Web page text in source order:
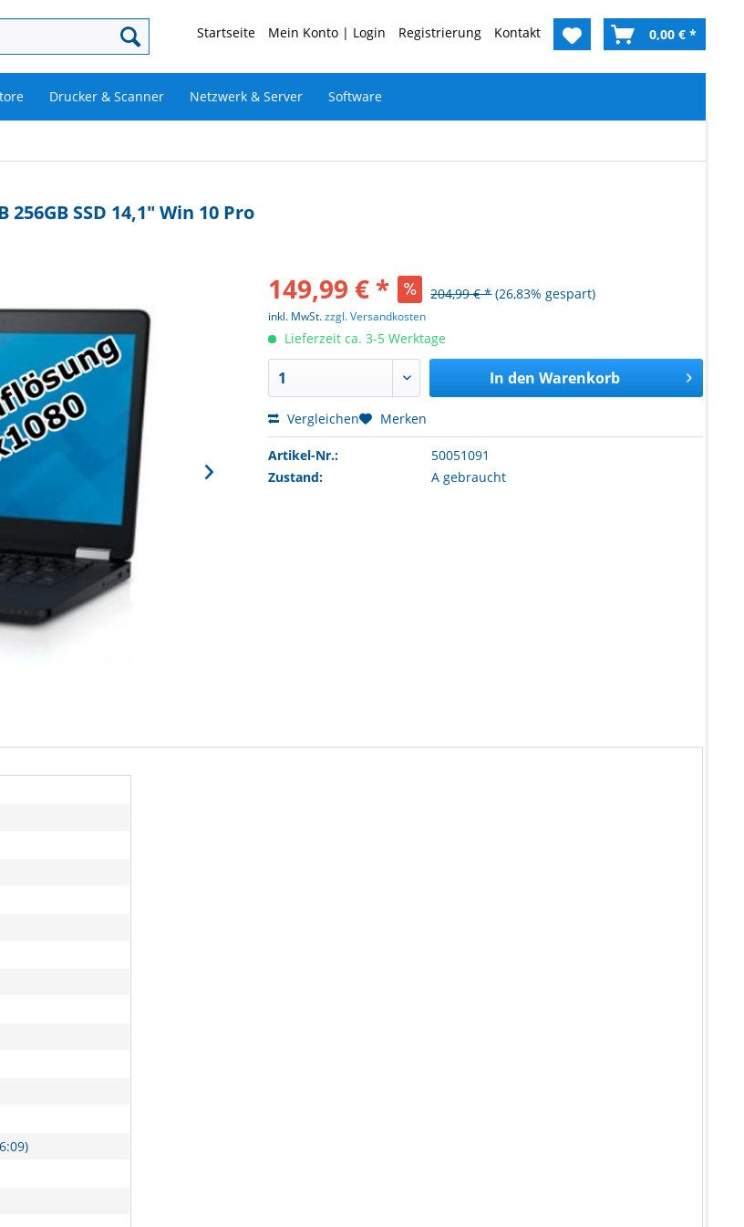
Startseite Mein Konto | Login Registrierung Kontakt 0,00 € *
Drucker & Scanner Netzwerk & Server Software
SSD 14,1" Win 10 Pro
149,99 € * 204,99 € * (26,83% gespart)
inkl. MwSt.zzgl. Versandkosten
Lieferzeit ca. 3-5 Werktage
In den Warenkorb
Vergleichen Merken
Artikel-Nr.:
50051091
Zustand:
A gebraucht